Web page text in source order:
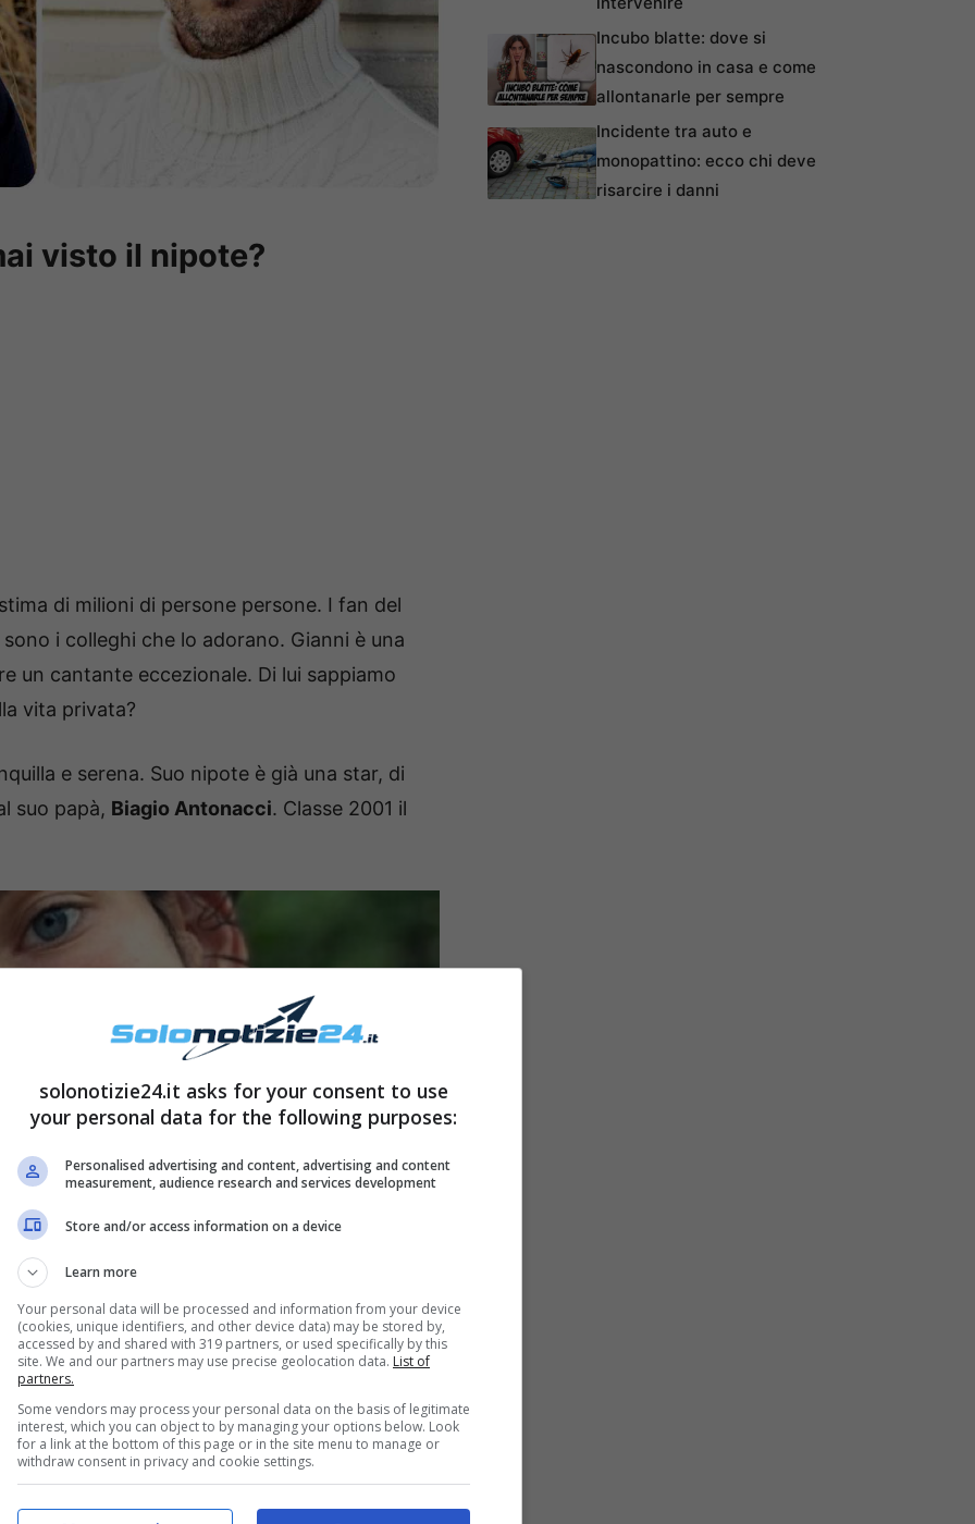
visto il nipote?
di milioni di persone persone. I fan del
i colleghi che lo adorano. Gianni è una
un cantante eccezionale. Di lui sappiamo
vita privata?
e serena. Suo nipote è già una star, di
suo papà, Biagio Antonacci. Classe 2001 il
e nipote di Morandi,
Incubo blatte: dove si
nascondono in casa e come
allontanarle per sempre
Incidente tra auto e
monopattino: ecco chi deve
risarcire i danni
solonotizie24.it asks for your consent to use
your personal data for the following purposes:
Personalised advertising and content, advertising and content
measurement, audience research and services development
Store and/or access information on a device
Learn more
Your personal data will be processed and information from your device
(cookies, unique identifiers, and other device data) may be stored by,
accessed by and shared with 319 partners, or used specifically by this
site. We and our partners may use precise geolocation data. List of
partners.
Some vendors may process your personal data on the basis of legitimate
interest, which you can object to by managing your options below. Look
for a link at the bottom of this page or in the site menu to manage or
withdraw consent in privacy and cookie settings.